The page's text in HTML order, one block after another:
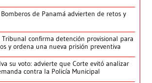
de Panamá advierten de retos y
Tribunal confirma detención provisional para
y ordena una nueva prisión preventiva
su voto: advierte que Corte evitó analizar
contra la Policía Municipal